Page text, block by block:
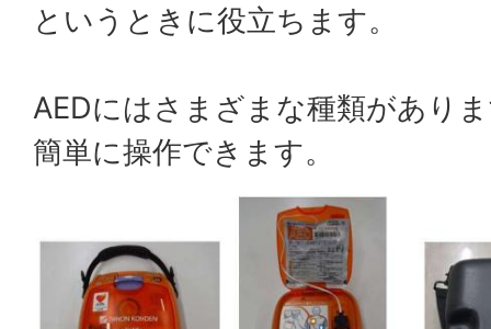
というときに役立ちます。
AEDにはさまざまな種類があり
簡単に操作できます。